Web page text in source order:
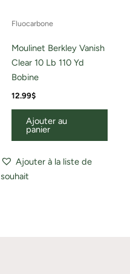
Fluocarbone
Moulinet Berkley Vanish
Clear 10 Lb 110 Yd
Bobine
12.99$
Ajouter au
panier
Ajouter à la liste de
souhait